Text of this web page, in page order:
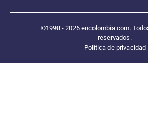
©1998 - 2026 encolombia.com.
reservados.
Política de privacidad